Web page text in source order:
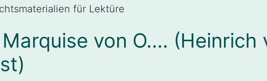
für Lektüre
von O.... (Heinrich